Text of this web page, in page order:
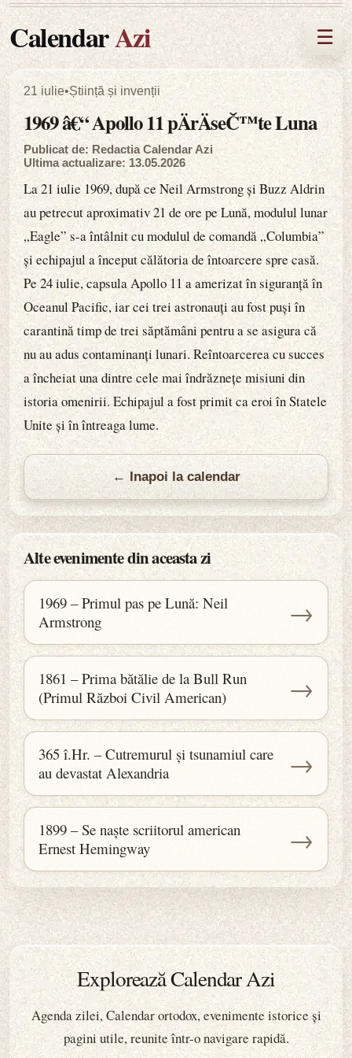
CalendarAzi ☰
21 iulie•Știință și invenții
1969 â€“ Apollo 11 pÄrÄseČ™te Luna
Publicat de: Redactia Calendar Azi
Ultima actualizare: 13.05.2026
La 21 iulie 1969, după ce Neil Armstrong și Buzz Aldrin
au petrecut aproximativ 21 de ore pe Lună, modulul lunar
„Eagle” s-a întâlnit cu modulul de comandă „Columbia”
și echipajul a început călătoria de întoarcere spre casă.
Pe 24 iulie, capsula Apollo 11 a amerizat în siguranță în
Oceanul Pacific, iar cei trei astronauți au fost puși în
carantină timp de trei săptămâni pentru a se asigura că
nu au adus contaminanți lunari. Reîntoarcerea cu succes
a încheiat una dintre cele mai îndrăznețe misiuni din
istoria omenirii. Echipajul a fost primit ca eroi în Statele
Unite și în întreaga lume.
← Inapoi la calendar
Alte evenimente din aceasta zi
1969 – Primul pas pe Lună: Neil
Armstrong
→
1861 – Prima bătălie de la Bull Run
(Primul Război Civil American)
→
365 î.Hr. – Cutremurul și tsunamiul care
au devastat Alexandria
→
1899 – Se naște scriitorul american
Ernest Hemingway
→
Explorează Calendar Azi
Agenda zilei, Calendar ortodox, evenimente istorice și
pagini utile, reunite într-o navigare rapidă.